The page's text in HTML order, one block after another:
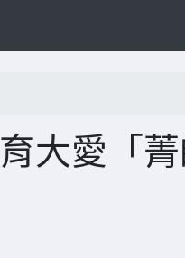
大愛「